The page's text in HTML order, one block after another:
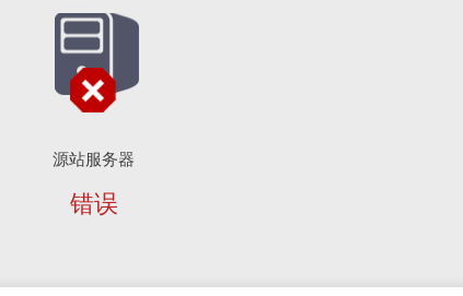
源站服务器
错误